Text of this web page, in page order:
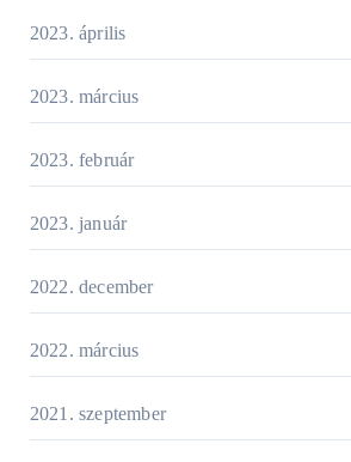
2023. április
2023. március
2023. február
2023. január
2022. december
2022. március
2021. szeptember